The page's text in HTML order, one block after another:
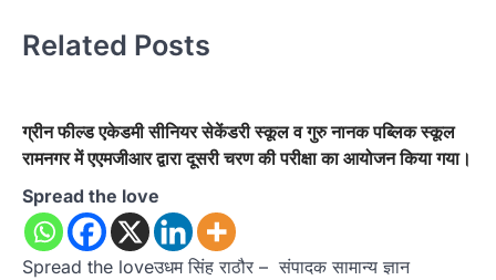
Related Posts
ग्रीन फील्ड एकेडमी सीनियर सेकेंडरी स्कूल व गुरु नानक पब्लिक स्कूल
रामनगर में एएमजीआर द्वारा दूसरी चरण की परीक्षा का आयोजन किया गया।
Spread the love
Spread the loveउधम सिंह राठौर – संपादक सामान्य ज्ञान